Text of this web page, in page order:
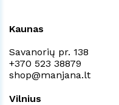
Kaunas
Savanorių pr. 138
+370 523 38879
shop@manjana.lt
Vilnius